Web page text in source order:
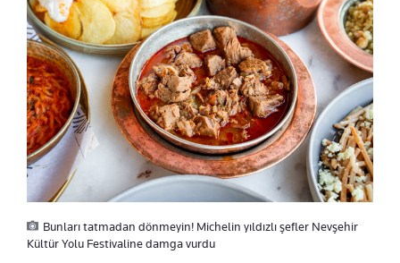
Bunları tatmadan dönmeyin! Michelin yıldızlı şefler Nevşehir
Kültür Yolu Festivaline damga vurdu